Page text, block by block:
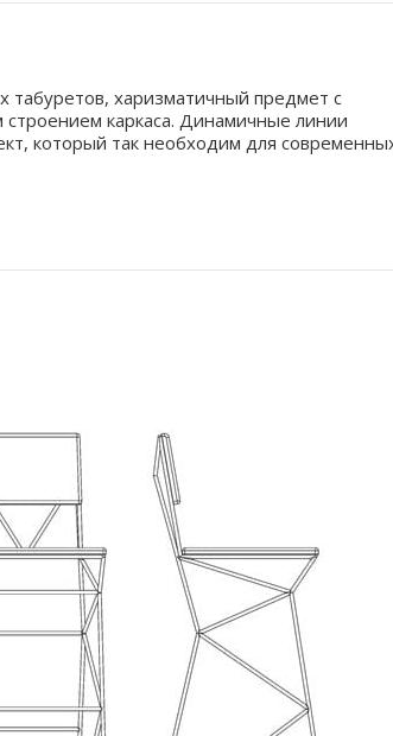
харизматичный предмет с
каркаса. Динамичные линии
который так необходим для